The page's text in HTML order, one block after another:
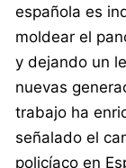
española es
moldear el
y dejando un
nuevas
trabajo ha
señalado el
policíaco en